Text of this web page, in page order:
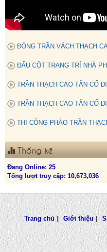
ĐÓNG TRẦN VÁCH THẠCH
ĐẤU CỘT TRANG TRÍ NHÀ
TRẦN THẠCH CAO TÂN CỔ
TRẦN THẠCH CAO TÂN CỔ
THI CÔNG PHÀO TRẦN
Thống kê
Đang Online: 25
Tổng lượt truy cập: 10,673,036
Trang chủ | Giới thiệu |